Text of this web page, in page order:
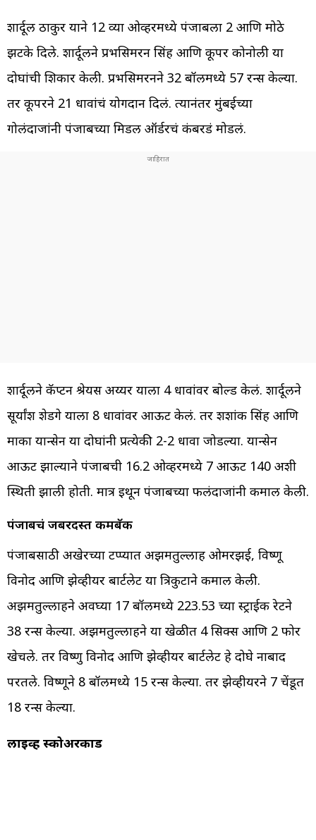
शार्दूल ठाकुर याने 12 व्या ओव्हरमध्ये पंजाबला 2 आणि मोठे
झटके दिले. शार्दूलने प्रभसिमरन सिंह आणि कूपर कोनोली या
दोघांची शिकार केली. प्रभसिमरनने 32 बॉलमध्ये 57 रन्स केल्या.
तर कूपरने 21 धावांचं योगदान दिलं. त्यानंतर मुंबईच्या
गोलंदाजांनी पंजाबच्या मिडल ऑर्डरचं कंबरडं मोडलं.
शार्दूलने कॅप्टन श्रेयस अय्यर याला 4 धावांवर बोल्ड केलं. शार्दूलने
सूर्यांश शेडगे याला 8 धावांवर आऊट केलं. तर शशांक सिंह आणि
मार्को यान्सेन या दोघांनी प्रत्येकी 2-2 धावा जोडल्या. यान्सेन
आऊट झाल्याने पंजाबची 16.2 ओव्हरमध्ये 7 आऊट 140 अशी
स्थिती झाली होती. मात्र इथून पंजाबच्या फलंदाजांनी कमाल केली.
पंजाबचं जबरदस्त कमबॅक
पंजाबसाठी अखेरच्या टप्प्यात अझमतुल्लाह ओमरझई, विष्णू
विनोद आणि झेव्हीयर बार्टलेट या त्रिकुटाने कमाल केली.
अझमतुल्लाहने अवघ्या 17 बॉलमध्ये 223.53 च्या स्ट्राईक रेटने
38 रन्स केल्या. अझमतुल्लाहने या खेळीत 4 सिक्स आणि 2 फोर
खेचले. तर विष्णु विनोद आणि झेव्हीयर बार्टलेट हे दोघे नाबाद
परतले. विष्णूने 8 बॉलमध्ये 15 रन्स केल्या. तर झेव्हीयरने 7 चेंडूत
18 रन्स केल्या.
लाईव्ह स्कोअरकार्ड